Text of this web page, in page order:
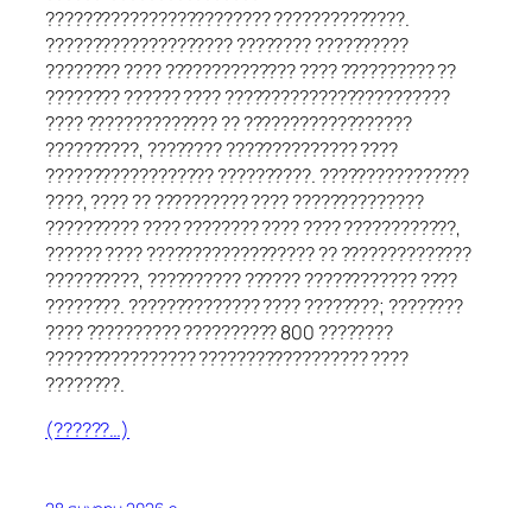
???????????????????????? ??????????????.
???????????????????? ???????? ??????????
???????? ???? ?????????????? ???? ?????????? ??
???????? ?????? ???? ????????????????????????
???? ?????????????? ?? ??????????????????
??????????, ???????? ?????????????? ????
?????????????????? ??????????. ????????????????
????, ???? ?? ?????????? ???? ??????????????
?????????? ???? ???????? ???? ???? ????????????,
?????? ???? ?????????????????? ?? ??????????????
??????????, ?????????? ?????? ???????????? ????
????????. ?????????????? ???? ????????; ????????
???? ?????????? ?????????? 800 ????????
???????????????? ?????????????????? ????
????????.
(??????…)